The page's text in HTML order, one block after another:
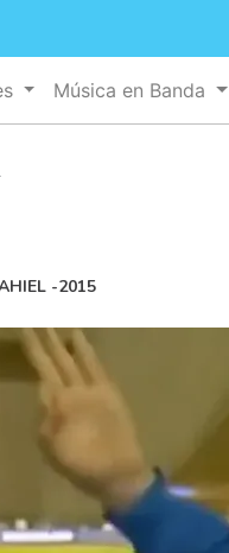
Música en Banda
-2015